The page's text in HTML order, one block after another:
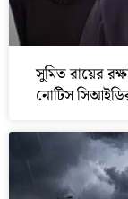
সুমিত রায়ের
নোটিস